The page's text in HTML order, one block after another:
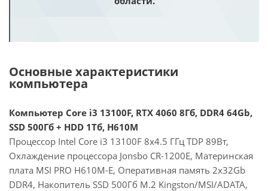
Основные характеристики
компьютера
Компьютер Core i3 13100F, RTX 4060 8Гб, DDR4 64Gb,
SSD 500Гб + HDD 1Тб, H610M
Процессор Intel Core i3 13100F 8x4.5 ГГц TDP 89Вт,
Охлаждение процессора Jonsbo CR-1200E, Материнская
плата MSI PRO H610M-E, Оперативная память 2x32Gb
DDR4, Накопитель SSD 500Гб M.2 Kingston/MSI/ADATA,